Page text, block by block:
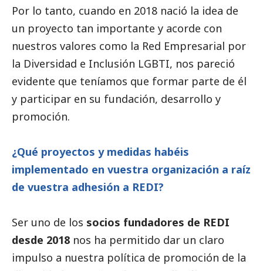
Por lo tanto, cuando en 2018 nació la idea de
un proyecto tan importante y acorde con
nuestros valores como la Red Empresarial por
la Diversidad e Inclusión LGBTI, nos pareció
evidente que teníamos que formar parte de él
y participar en su fundación, desarrollo y
promoción.
¿Qué proyectos y medidas habéis
implementado en vuestra organización a raíz
de vuestra adhesión a REDI?
Ser uno de los socios fundadores de REDI
desde 2018 nos ha permitido dar un claro
impulso a nuestra política de promoción de la